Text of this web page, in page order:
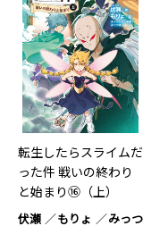
転生したらスライムだ
った件 戦いの終わり
と始まり⑯（上）
伏瀬 もりょ
みっつ